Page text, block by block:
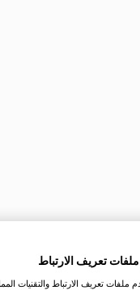
تعريف الارتباط
ملفات تعريف الارتباط والتقنيات